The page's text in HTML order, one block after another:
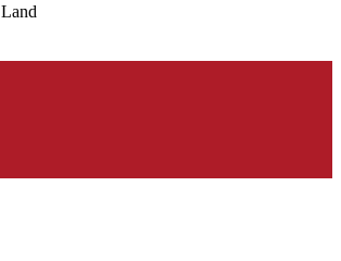
Land